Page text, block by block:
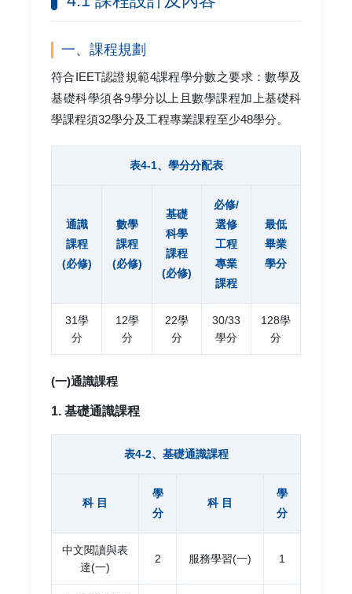
一、課程規劃
符合IEET認證規範4課程學分數之要求：數學及
基礎科學須各9學分以上且數學課程加上基礎科
學課程須32學分及工程專業課程至少48學分。
表4-1、學分分配表
通識
課程
(必修)
數學
課程
(必修)
基礎
科學
課程
(必修)
必修/
選修
工程
專業
課程
最低
畢業
學分
31學
分
12學
分
22學
分
30/33
學分
128學
分
(一)通識課程
1. 基礎通識課程
表4-2、基礎通識課程
科 目
學
分
科 目
學
分
中文閱讀與表
達(一)
2 服務學習(一) 1